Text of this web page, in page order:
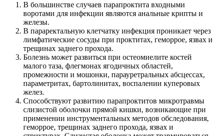
В большинстве случаев парапроктита входными
воротами для инфекции являются анальные крипты и
железы.
В параректальную клетчатку инфекция проникает через
лимфатические сосуды при проктитах, геморрое, язвах и
трещинах заднего прохода.
Болезнь может развиться при остеомиелите костей
малого таза, флегмонах ягодичных областей,
промежности и мошонки, парауретральных абсцессах,
параметритах, бартолинитах, воспалении куперовых
желез.
Способствуют развитию парапроктитов микротравмы
слизистой оболочки прямой кишки, возникающие при
применении инструментальных методов обследования,
геморрое, трещинах заднего прохода, язвах и